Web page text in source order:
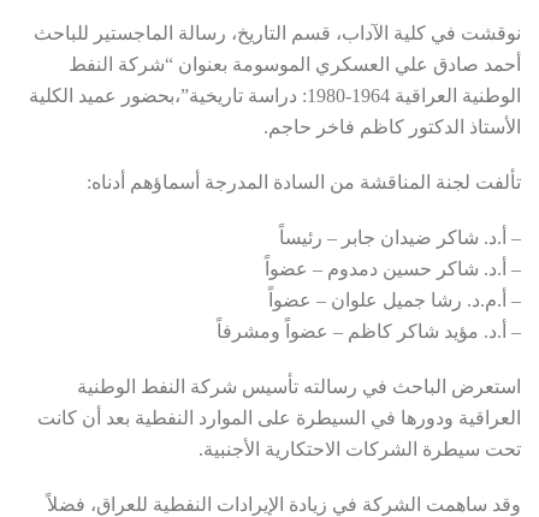
نوقشت في كلية الآداب، قسم التاريخ، رسالة الماجستير للباحث
أحمد صادق علي العسكري الموسومة بعنوان “شركة النفط
الوطنية العراقية 1964-1980: دراسة تاريخية”،بحضور عميد الكلية
الأستاذ الدكتور كاظم فاخر حاجم.
تألفت لجنة المناقشة من السادة المدرجة أسماؤهم أدناه:
– أ.د. شاكر ضيدان جابر – رئيساً
– أ.د. شاكر حسين دمدوم – عضواً
– أ.م.د. رشا جميل علوان – عضواً
– أ.د. مؤيد شاكر كاظم – عضواً ومشرفاً
استعرض الباحث في رسالته تأسيس شركة النفط الوطنية
العراقية ودورها في السيطرة على الموارد النفطية بعد أن كانت
تحت سيطرة الشركات الاحتكارية الأجنبية.
وقد ساهمت الشركة في زيادة الإيرادات النفطية للعراق، فضلاً